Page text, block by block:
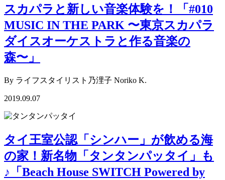
スカパラと新しい音楽体験を！「#010
MUSIC IN THE PARK 〜東京スカパラ
ダイスオーケストラと作る音楽の
森〜」
By ライフスタイリスト乃浬子 Noriko K.
2019.09.07
タイ王室公認「シンハー」が飲める海
の家！新名物「タンタンパッタイ」も
♪「Beach House SWITCH Powered by